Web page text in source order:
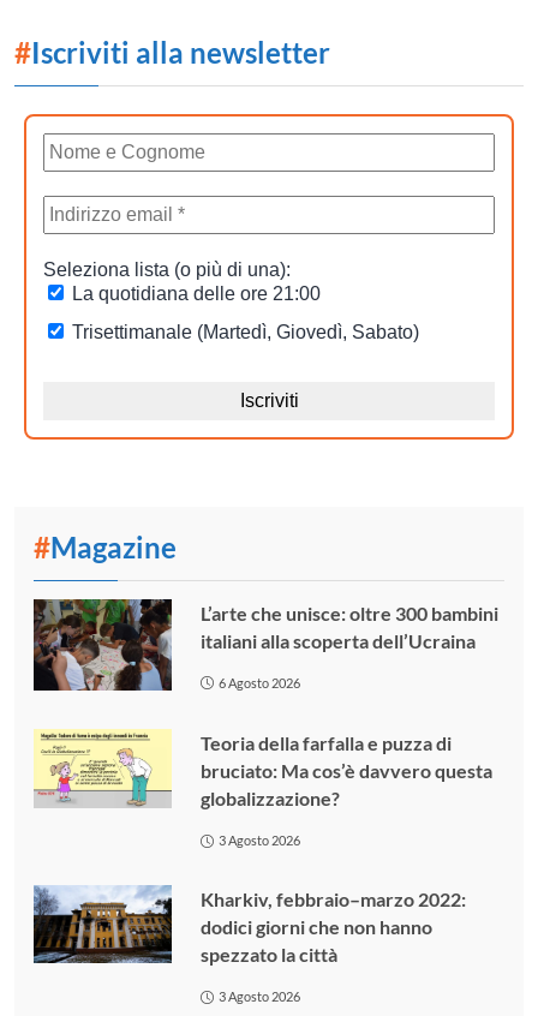
#Iscriviti alla newsletter
#Magazine
L’arte che unisce: oltre 300 bambini
italiani alla scoperta dell’Ucraina
6 Agosto 2026
Teoria della farfalla e puzza di
bruciato: Ma cos’è davvero questa
globalizzazione?
3 Agosto 2026
Kharkiv, febbraio–marzo 2022:
dodici giorni che non hanno
spezzato la città
3 Agosto 2026